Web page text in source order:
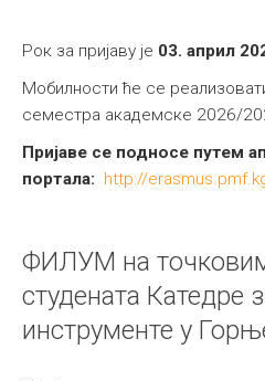
Рок за пријаву је 03. април
Мобилности ће се
семестра академске 2026/
Пријаве се подносе путем
портала: http://
ФИЛУМ на
студената Катедре
инструменте у